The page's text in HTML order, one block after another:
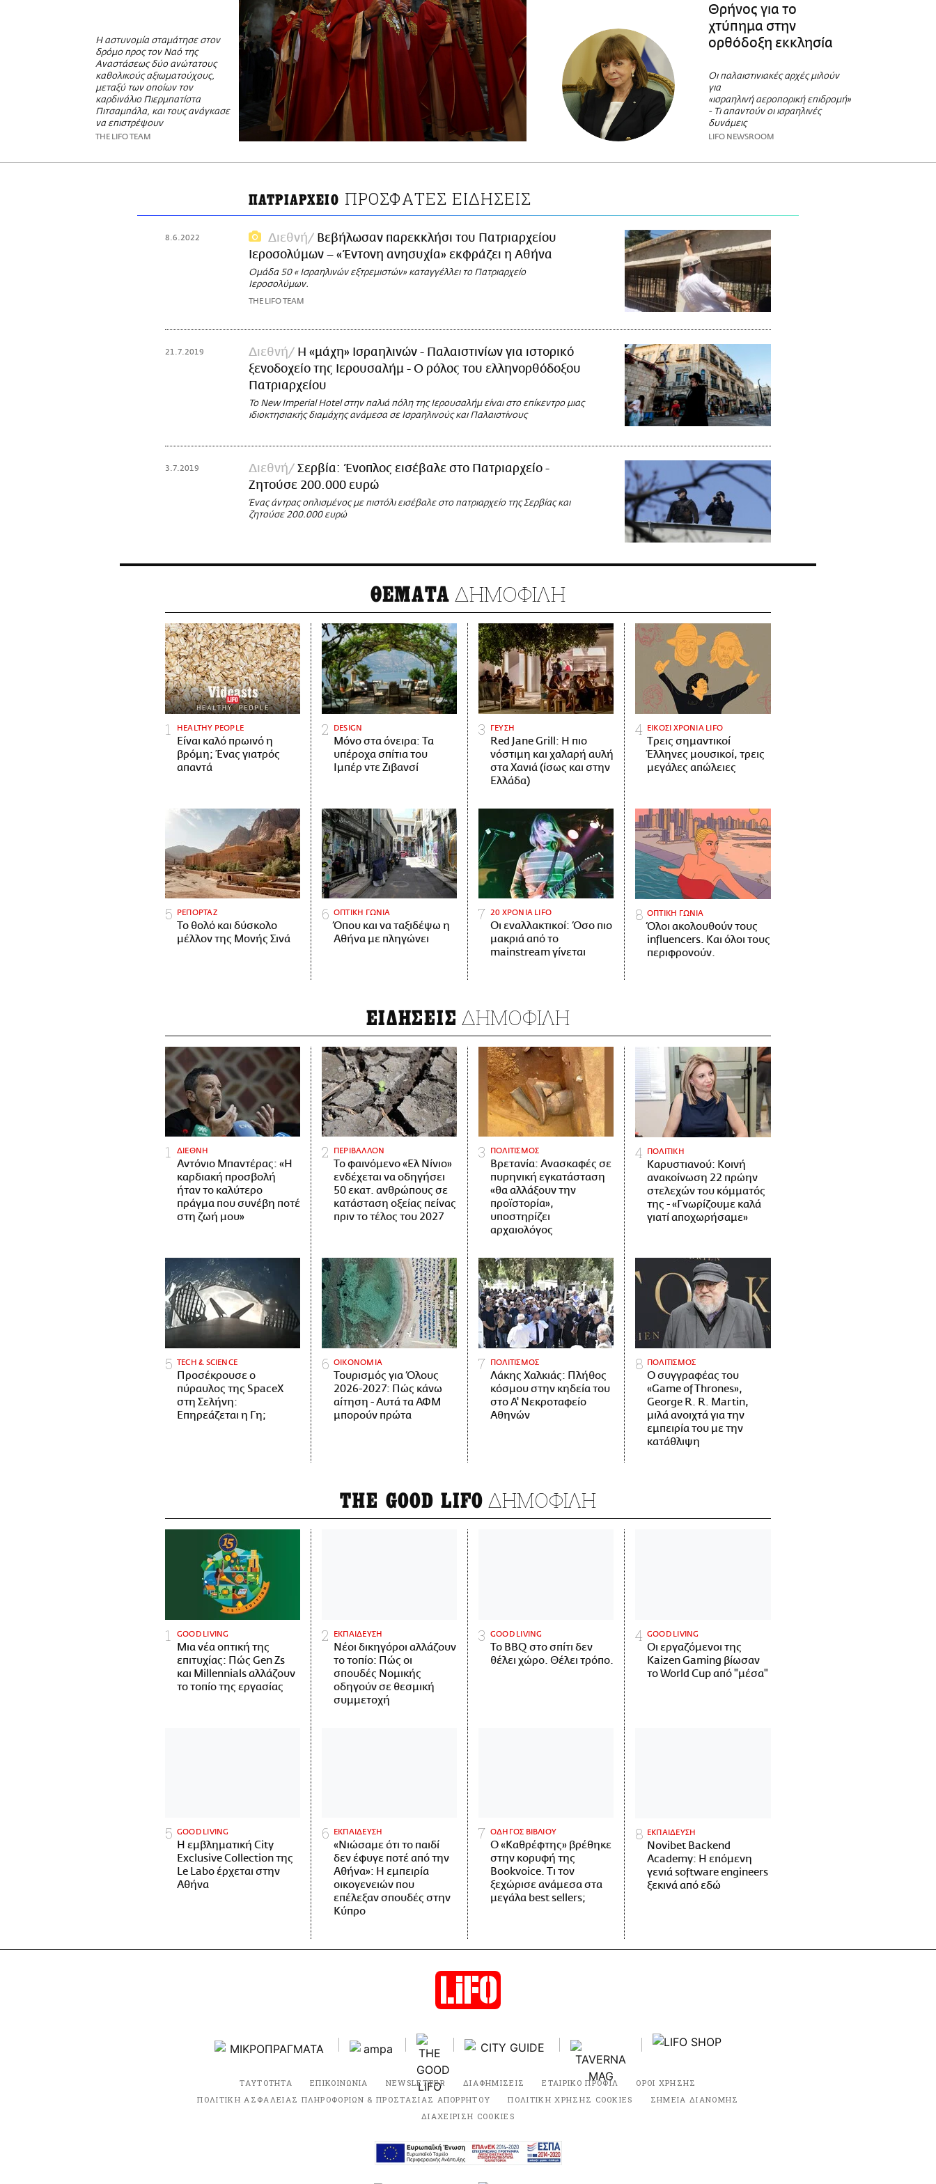
Η αστυνομία σταμάτησε στον
δρόμο προς τον Ναό της
Αναστάσεως δύο ανώτατους
καθολικούς αξιωματούχους,
μεταξύ των οποίων τον
καρδινάλιο Πιερμπατίστα
Πιτσαμπάλα, και τους ανάγκασε
να επιστρέψουν
THE LIFO TEAM
Θρήνος για το
χτύπημα στην
ορθόδοξη εκκλησία
Οι παλαιστινιακές αρχές μιλούν
για
«ισραηλινή αεροπορική επιδρομή»
- Τι απαντούν οι ισραηλινές
δυνάμεις
LIFO NEWSROOM
ΠΑΤΡΙΑΡΧΕΙΟ ΠΡΟΣΦΑΤΕΣ ΕΙΔΗΣΕΙΣ
8.6.2022 Διεθνή
Βεβήλωσαν παρεκκλήσι του Πατριαρχείου
Ιεροσολύμων – «Έντονη ανησυχία» εκφράζει η Αθήνα
Ομάδα 50 « Ισραηλινών εξτρεμιστών» καταγγέλλει το Πατριαρχείο
Ιεροσολύμων.
THE LIFO TEAM
21.7.2019 Διεθνή
Η «μάχη» Ισραηλινών - Παλαιστινίων για ιστορικό
ξενοδοχείο της Ιερουσαλήμ - Ο ρόλος του ελληνορθόδοξου
Πατριαρχείου
To New Imperial Hotel στην παλιά πόλη της Ιερουσαλήμ είναι στο επίκεντρο μιας
ιδιοκτησιακής διαμάχης ανάμεσα σε Ισραηλινούς και Παλαιστίνους
3.7.2019 Διεθνή
Σερβία: Ένοπλος εισέβαλε στο Πατριαρχείο -
Ζητούσε 200.000 ευρώ
Ένας άντρας οπλισμένος με πιστόλι εισέβαλε στο πατριαρχείο της Σερβίας και
ζητούσε 200.000 ευρώ
ΘΕΜΑΤΑ ΔΗΜΟΦΙΛΗ
HEALTHY PEOPLE
Είναι καλό πρωινό η
βρόμη; Ένας γιατρός
απαντά
DESIGN
Μόνο στα όνειρα: Τα
υπέροχα σπίτια του
Ιμπέρ ντε Ζιβανσί
ΓΕΥΣΗ
Red Jane Grill: Η πιο
νόστιμη και χαλαρή αυλή
στα Χανιά (ίσως και στην
Ελλάδα)
ΕΙΚΟΣΙ ΧΡΟΝΙΑ LIFO
Tρεις σημαντικοί
Έλληνες μουσικοί, τρεις
μεγάλες απώλειες
ΡΕΠΟΡΤΑΖ
Το θολό και δύσκολο
μέλλον της Μονής Σινά
ΟΠΤΙΚΗ ΓΩΝΙΑ
Όπου και να ταξιδέψω η
Αθήνα με πληγώνει
20 ΧΡΟΝΙΑ LIFO
Οι εναλλακτικοί: Όσο πιο
μακριά από το
mainstream γίνεται
ΟΠΤΙΚΗ ΓΩΝΙΑ
Όλοι ακολουθούν τους
influencers. Και όλοι τους
περιφρονούν.
ΕΙΔΗΣΕΙΣ ΔΗΜΟΦΙΛΗ
ΔΙΕΘΝΗ
Αντόνιο Μπαντέρας: «Η
καρδιακή προσβολή
ήταν το καλύτερο
πράγμα που συνέβη ποτέ
στη ζωή μου»
ΠΕΡΙΒΑΛΛΟΝ
Το φαινόμενο «Ελ Νίνιο»
ενδέχεται να οδηγήσει
50 εκατ. ανθρώπους σε
κατάσταση οξείας πείνας
πριν το τέλος του 2027
ΠΟΛΙΤΙΣΜΟΣ
Βρετανία: Ανασκαφές σε
πυρηνική εγκατάσταση
«θα αλλάξουν την
προϊστορία»,
υποστηρίζει
αρχαιολόγος
ΠΟΛΙΤΙΚΗ
Καρυστιανού: Κοινή
ανακοίνωση 22 πρώην
στελεχών του κόμματός
της - «Γνωρίζουμε καλά
γιατί αποχωρήσαμε»
ΤECH & SCIENCE
Προσέκρουσε ο
πύραυλος της SpaceX
στη Σελήνη:
Επηρεάζεται η Γη;
ΟΙΚΟΝΟΜΙΑ
Τουρισμός για Όλους
2026-2027: Πώς κάνω
αίτηση - Αυτά τα ΑΦΜ
μπορούν πρώτα
ΠΟΛΙΤΙΣΜΟΣ
Λάκης Χαλκιάς: Πλήθος
κόσμου στην κηδεία του
στο Α' Νεκροταφείο
Αθηνών
ΠΟΛΙΤΙΣΜΟΣ
Ο συγγραφέας του
«Game of Thrones»,
George R. R. Martin,
μιλά ανοιχτά για την
εμπειρία του με την
κατάθλιψη
THE GOOD LIFO ΔΗΜΟΦΙΛΗ
GOOD LIVING
Μια νέα οπτική της
επιτυχίας: Πώς Gen Zs
και Millennials αλλάζουν
το τοπίο της εργασίας
ΕΚΠΑΙΔΕΥΣΗ
Νέοι δικηγόροι αλλάζουν
το τοπίο: Πώς οι
σπουδές Νομικής
οδηγούν σε θεσμική
συμμετοχή
GOOD LIVING
Το BBQ στο σπίτι δεν
θέλει χώρο. Θέλει τρόπο.
GOOD LIVING
Οι εργαζόμενοι της
Kaizen Gaming βίωσαν
το World Cup από "μέσα"
GOOD LIVING
Η εμβληματική City
Exclusive Collection της
Le Labo έρχεται στην
Αθήνα
ΕΚΠΑΙΔΕΥΣΗ
«Νιώσαμε ότι το παιδί
δεν έφυγε ποτέ από την
Αθήνα»: Η εμπειρία
οικογενειών που
επέλεξαν σπουδές στην
Κύπρο
ΟΔΗΓΟΣ ΒΙΒΛΙΟΥ
Ο «Καθρέφτης» βρέθηκε
στην κορυφή της
Bookvoice. Τι τον
ξεχώρισε ανάμεσα στα
μεγάλα best sellers;
ΕΚΠΑΙΔΕΥΣΗ
Novibet Backend
Academy: Η επόμενη
γενιά software engineers
ξεκινά από εδώ
ΤΑΥΤΟΤΗΤΑ ΕΠΙΚΟΙΝΩΝΙΑ NEWSLETTER ΔΙΑΦΗΜΙΣΕΙΣ ΕΤΑΙΡΙΚΟ ΠΡΟΦΙΛ
ΟΡΟΙ ΧΡΗΣΗΣ
ΠΟΛΙΤΙΚΗ ΑΣΦΑΛΕΙΑΣ ΠΛΗΡΟΦΟΡΙΩΝ & ΠΡΟΣΤΑΣΙΑΣ ΑΠΟΡΡΗΤΟΥ
ΠΟΛΙΤΙΚΗ ΧΡΗΣΗΣ COOKIES
ΣΗΜΕΙΑ ΔΙΑΝΟΜΗΣ
ΔΙΑΧΕΙΡΙΣΗ COOKIES